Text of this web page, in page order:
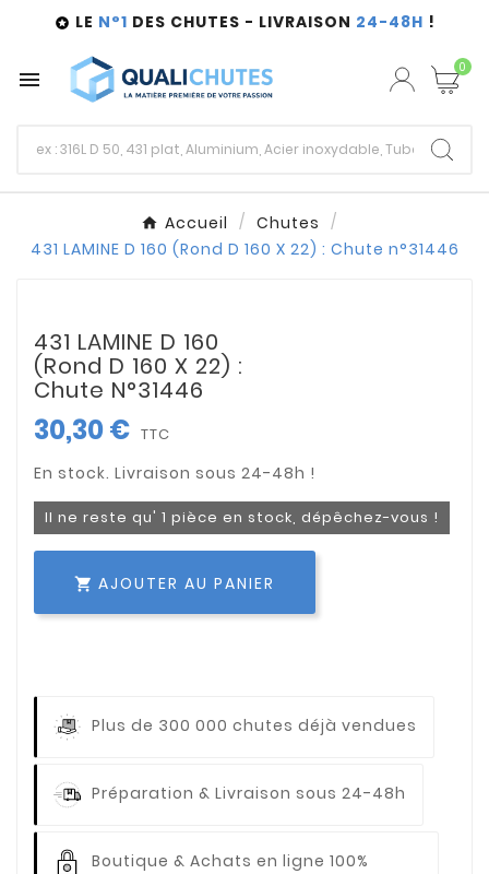
 LE N°1 DES CHUTES - LIVRAISON 24-48H !
 0
Accueil
Chutes
431 LAMINE D 160 (Rond D 160 X 22) : Chute n°31446
431 LAMINE D 160
(Rond D 160 X 22) :
Chute N°31446
30,30 € TTC
Il ne reste qu' 1 pièce en stock, dépêchez-vous !
 AJOUTER AU PANIER
Plus de 300 000 chutes déjà vendues
Préparation & Livraison sous 24-48h
Boutique & Achats en ligne 100%